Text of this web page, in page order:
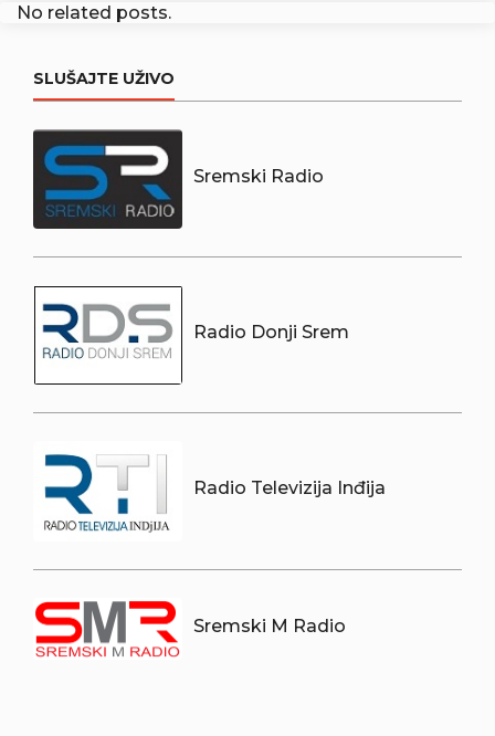
No related posts.
SLUŠAJTE UŽIVO
Sremski Radio
Radio Donji Srem
Radio Televizija Inđija
Sremski M Radio